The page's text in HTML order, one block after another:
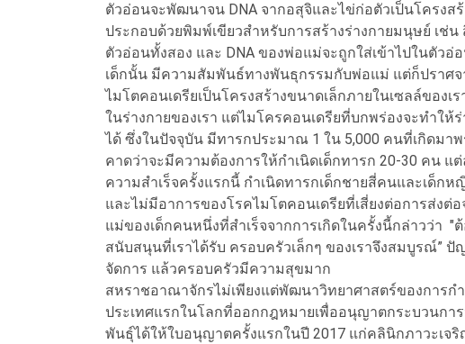
ตัวอ่อนจะพัฒนาจน DNA จากอสุจิและไข่ก่อตัวเป็นโครงส
ประกอบด้วยพิมพ์เขียวสําหรับการสร้างร่างกายมนุษย์ เช่
ตัวอ่อนทั้งสอง และ DNA ของพ่อแม่จะถูกใส่เข้าไปในตัว
เด็กนั้น มีความสัมพันธ์ทางพันธุกรรมกับพ่อแม่ แต่ก็ปราศจ
ไมโตคอนเดรียเป็นโครงสร้างขนาดเล็กภายในเซลล์ของเ
ในร่างกายของเรา แต่ไมโครคอนเดรียที่บกพร่องจะทำให้
ได้ ซึ่งในปัจจุบัน มีทารกประมาณ 1 ใน 5,000 คนที่เกิดมา
คาดว่าจะมีความต้องการให้กำเนิดเด็กทารก 20-30 คน แ
ความสำเร็จครั้งแรกนี้ กำเนิดทารกเด็กชายสี่คนและเด็ก
และไม่มีอาการของโรคไมโตคอนเดรียที่เสี่ยงต่อการส่งต่
แม่ของเด็กคนหนึ่งที่สำเร็จจากการเกิดในครั้งนี้กล่าวว่า
สนับสนุนที่เราได้รับ ครอบครัวเล็กๆ ของเราจึงสมบูรณ์”
จัดการ แล้วครอบครัวมีความสุขมาก
สหราชอาณาจักรไม่เพียงแต่พัฒนาวิทยาศาสตร์ของการก
ประเทศแรกในโลกที่ออกกฎหมายเพื่ออนุญาตกระบวนกา
พันธุ์ได้ให้ใบอนุญาตครั้งแรกในปี 2017 แก่คลินิกภาวะเจ